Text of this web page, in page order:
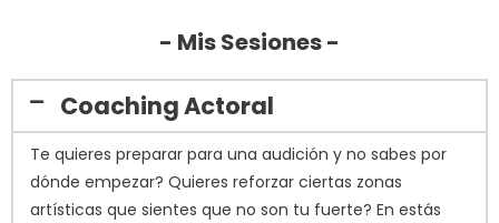
- Mis Sesiones -
Coaching Actoral
Te quieres preparar para una audición y no sabes por
dónde empezar? Quieres reforzar ciertas zonas
artísticas que sientes que no son tu fuerte? En estás